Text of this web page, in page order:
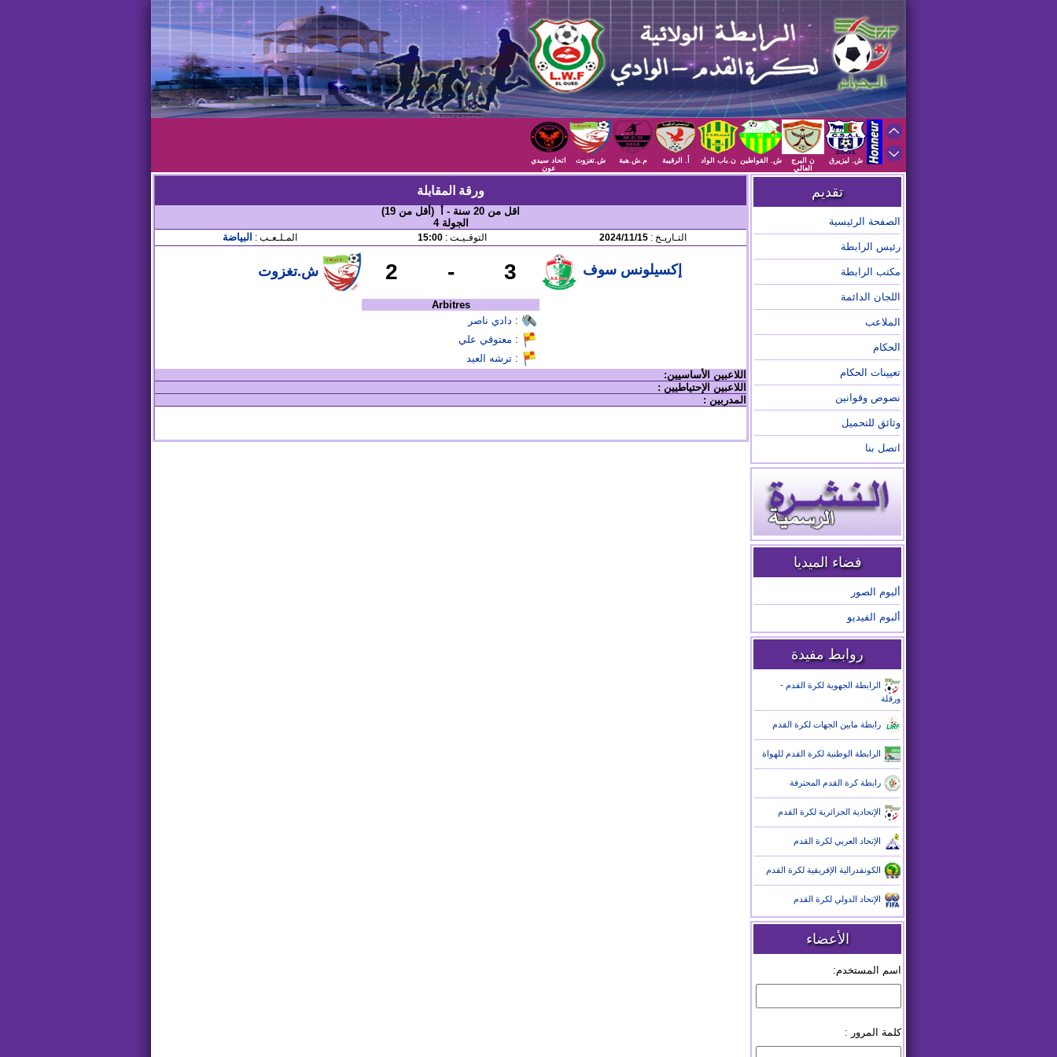
ش. ليزيرق
ن البرج
العالي
ش. القواطين ن.باب الواد أ. الرقيبة م.ش.هبة ش.تغزوت
اتحاد سيدي
عون
تقديم
الصفحة الرئيسية
رئيس الرابطة
مكتب الرابطة
اللجان الدائمة
الملاعب
الحكام
تعيينات الحكام
نصوص وقوانين
وثائق للتحميل
اتصل بنا
فضاء الميديا
ألبوم الصور
ألبوم الفيديو
روابط مفيدة
الرابطة الجهوية لكرة القدم -
ورقلة
رابطة مابين الجهات لكرة القدم
الرابطة الوطنية لكرة القدم للهواة
رابطة كرة القدم المحترفة
الإتحادية الجزائرية لكرة القدم
الإتحاد العربي لكرة القدم
الكونفدرالية الإفريقية لكرة القدم
الإتحاد الدولي لكرة القدم
الأعضاء
اسم المستخدم:
كلمة المرور :
ورقة المقابلة
اقل من 20 سنة - أ (أقل من 19)
الجولة 4
التـاريـخ : 2024/11/15 التوقـيـت :15:00 المـلـعـب : البياضة
إكسيلونس سوف 3
-
2 ش.تغزوت
Arbitres
: دادي ناصر
: معتوقي علي
: ترشه العيد
اللاعبين الأساسيين:
اللاعبين الإحتياطيين :
المدربين :